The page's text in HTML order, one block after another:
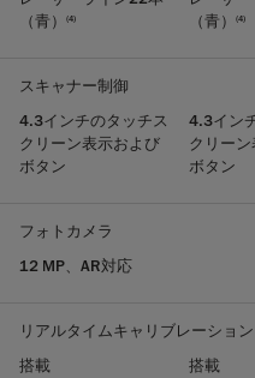
（青）
(4)
（青）
(4)
スキャナー制御
4.3インチのタッチス
クリーン表示および
ボタン
4.3イン
クリー
ボタン
フォトカメラ
12 MP、AR対応
リアルタイムキャリブレーショ
搭載
搭載